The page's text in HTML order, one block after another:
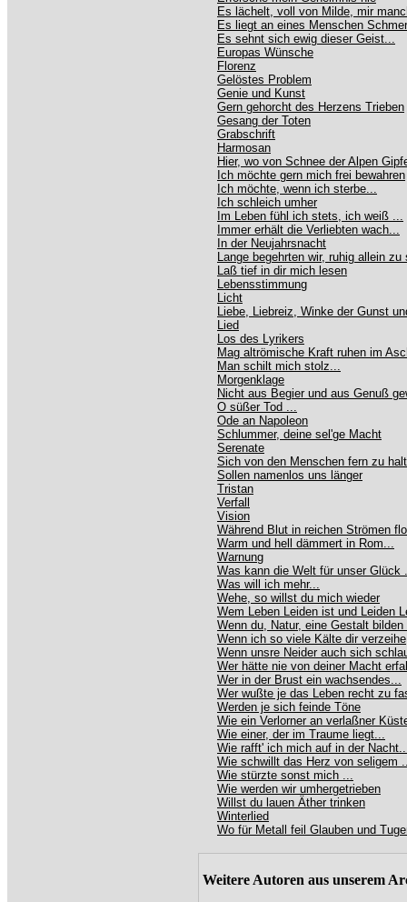
Es lächelt, voll von Milde, mir
Es liegt an eines Menschen
Es sehnt sich ewig dieser Geist...
Europas Wünsche
Florenz
Gelöstes Problem
Genie und Kunst
Gern gehorcht des Herzens Trieben
Gesang der Toten
Grabschrift
Harmosan
Hier, wo von Schnee der Alpen
Ich möchte gern mich frei bewahren
Ich möchte, wenn ich sterbe...
Ich schleich umher
Im Leben fühl ich stets, ich weiß ...
Immer erhält die Verliebten wach...
In der Neujahrsnacht
Lange begehrten wir, ruhig allein zu
Laß tief in dir mich lesen
Lebensstimmung
Licht
Liebe, Liebreiz, Winke der Gunst
Lied
Los des Lyrikers
Mag altrömische Kraft ruhen im
Man schilt mich stolz...
Morgenklage
Nicht aus Begier und aus Genuß
O süßer Tod ...
Ode an Napoleon
Schlummer, deine sel'ge Macht
Serenate
Sich von den Menschen fern zu
Sollen namenlos uns länger
Tristan
Verfall
Vision
Während Blut in reichen Strömen
Warm und hell dämmert in Rom...
Warnung
Was kann die Welt für unser Glück
Was will ich mehr...
Wehe, so willst du mich wieder
Wem Leben Leiden ist und Leiden
Wenn du, Natur, eine Gestalt
Wenn ich so viele Kälte dir verzeihe
Wenn unsre Neider auch sich
Wer hätte nie von deiner Macht
Wer in der Brust ein wachsendes...
Wer wußte je das Leben recht zu
Werden je sich feinde Töne
Wie ein Verlorner an verlaßner
Wie einer, der im Traume liegt...
Wie rafft' ich mich auf in der
Wie schwillt das Herz von seligem
Wie stürzte sonst mich ...
Wie werden wir umhergetrieben
Willst du lauen Äther trinken
Winterlied
Wo für Metall feil Glauben und
Weitere Autoren aus unserem